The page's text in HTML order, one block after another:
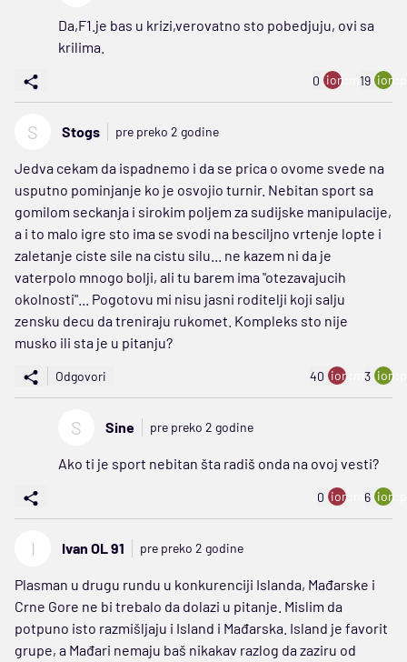
Da,F1.je bas u krizi,verovatno sto pobedjuju, ovi sa
krilima.
0 ion:minus
19
S Stogs pre preko 2 godine
Jedva cekam da ispadnemo i da se prica o ovome svede na
usputno pominjanje ko je osvojio turnir. Nebitan sport sa
gomilom seckanja i sirokim poljem za sudijske manipulacije,
a i to malo igre sto ima se svodi na besciljno vrtenje lopte i
zaletanje ciste sile na cistu silu... ne kazem ni da je
vaterpolo mnogo bolji, ali tu barem ima "otezavajucih
okolnosti"... Pogotovu mi nisu jasni roditelji koji salju
zensku decu da treniraju rukomet. Kompleks sto nije
musko ili sta je u pitanju?
Odgovori 40 ion:minus
3
S Sine pre preko 2 godine
Ako ti je sport nebitan šta radiš onda na ovoj vesti?
0 ion:minus
6
I Ivan OL 91 pre preko 2 godine
Plasman u drugu rundu u konkurenciji Islanda, Mađarske i
Crne Gore ne bi trebalo da dolazi u pitanje. Mislim da
potpuno isto razmišljaju i Island i Mađarska. Island je favorit
grupe, a Mađari nemaju baš nikakav razlog da zaziru od